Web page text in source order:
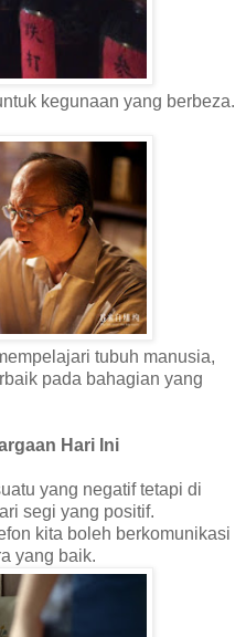
kegunaan yang berbeza.
tubuh manusia,
pada bahagian yang
Hari Ini
yang negatif tetapi di
segi yang positif.
kita boleh berkomunikasi
yang baik.